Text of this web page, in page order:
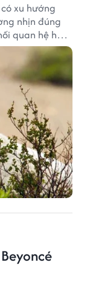
xu hướng
nhịn đúng
quan hệ hài
người xung